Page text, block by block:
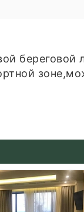
береговой